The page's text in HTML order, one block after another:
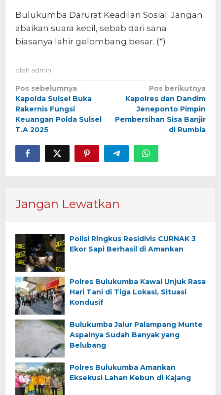
Bulukumba Darurat Keadilan Sosial. Jangan
abaikan suara kecil, sebab dari sana
biasanya lahir gelombang besar. (*)
oleh admin
Navigasi
pos
Pos sebelumnya
Kapolda Sulsel Buka
Rakernis Fungsi
Keuangan Polda Sulsel
T.A 2025
Pos berikutnya
Kapolres dan Dandim
Jeneponto Pimpin
Pembersihan Sisa Banjir
di Rumbia
Jangan Lewatkan
Polisi Ringkus Residivis CURNAK 3
Ekor Sapi Berhasil di Amankan
Polres Bulukumba Kawal Unjuk Rasa
Hari Tani di Tiga Lokasi, Situasi
Kondusif
Bulukumba Jalur Palampang Munte
Aspalnya Sudah Banyak yang
Belubang
Polres Bulukumba Amankan
Eksekusi Lahan Kebun di Kajang